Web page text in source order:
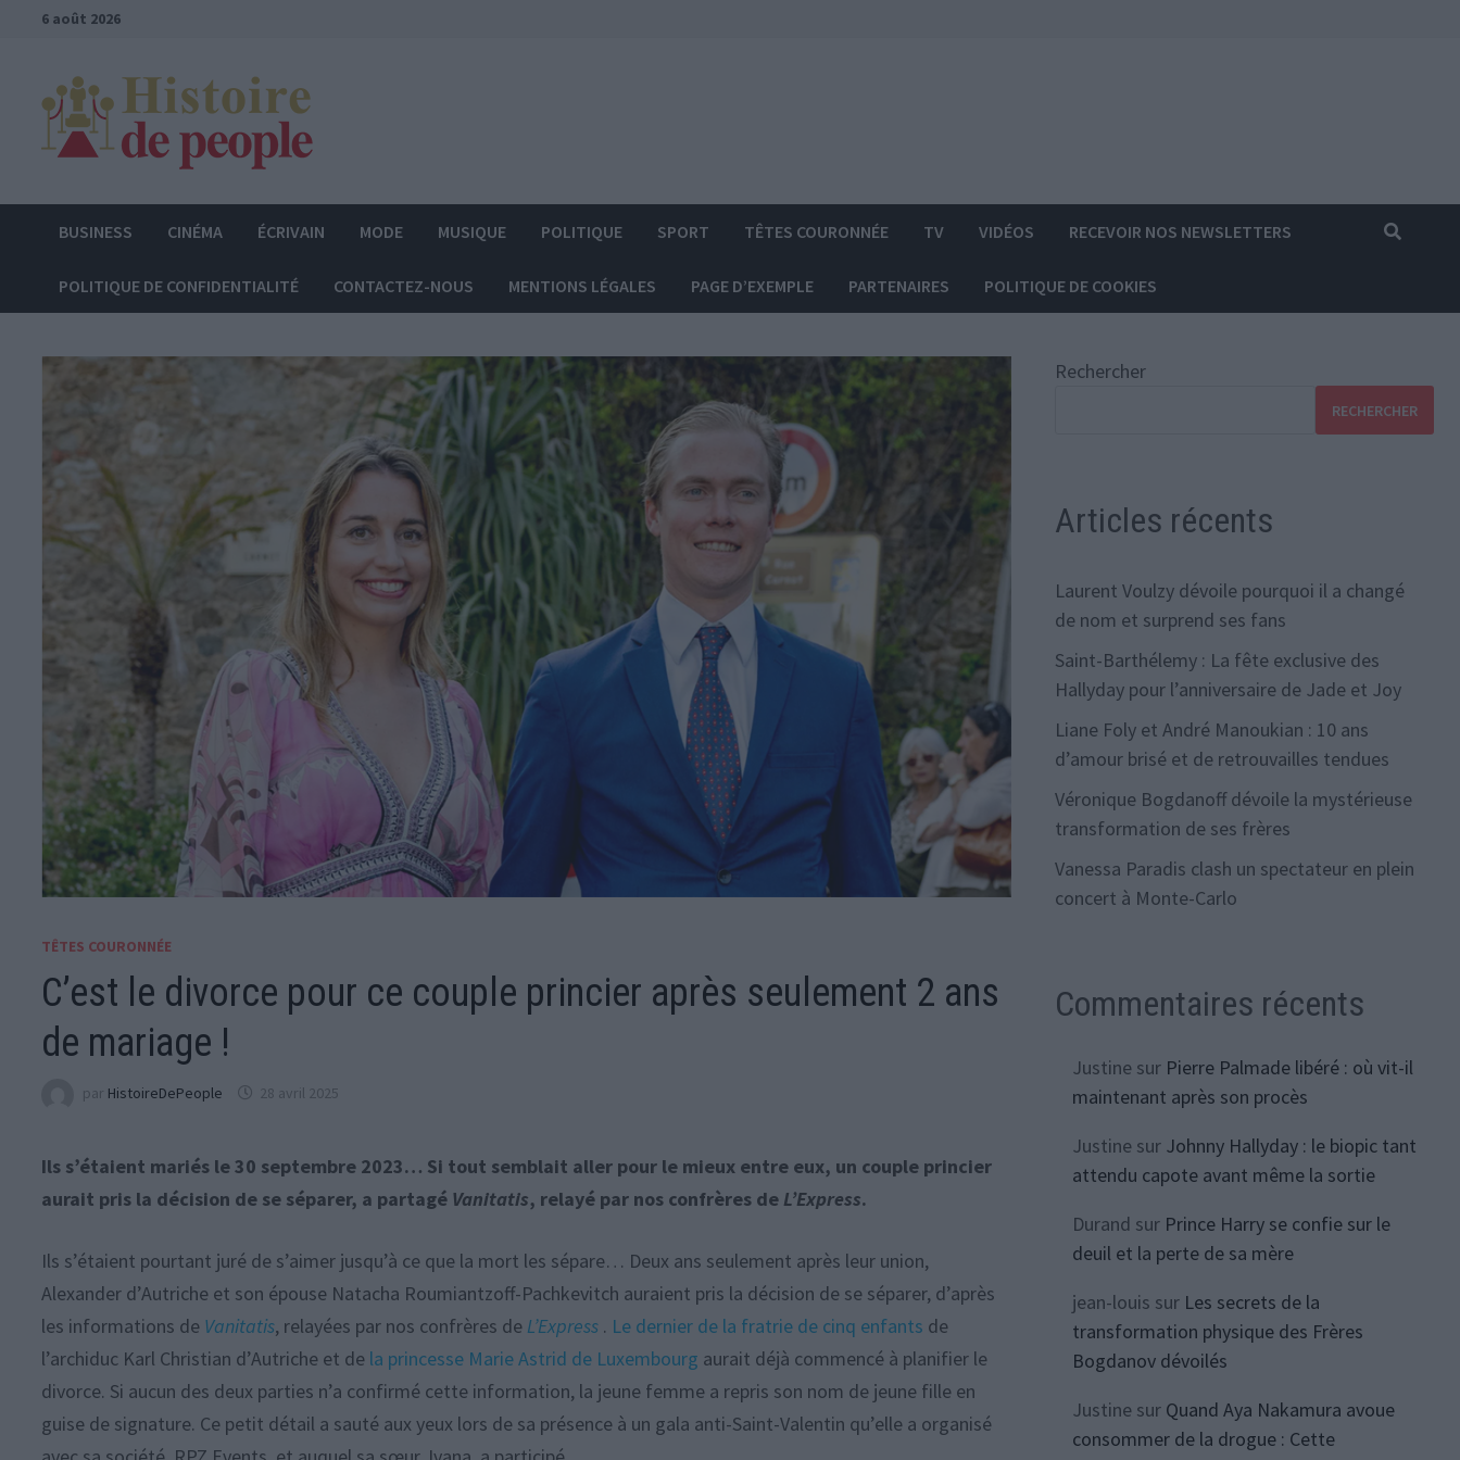
Passer6 août 2026
BUSINESS CINÉMA ÉCRIVAIN MODE MUSIQUE POLITIQUE SPORT TÊTES COURONNÉE TV VIDÉOS RECEVOIR NOS NEWSLETTERS
POLITIQUE DE CONFIDENTIALITÉ CONTACTEZ-NOUS MENTIONS LÉGALES PAGE D’EXEMPLE PARTENAIRES POLITIQUE DE COOKIES
TÊTES COURONNÉE
C’est le divorce pour ce couple princier après seulement 2 ans
de mariage !
par HistoireDePeople 28 avril 2025
Ils s’étaient mariés le 30 septembre 2023… Si tout semblait aller pour le mieux entre eux, un couple princier
aurait pris la décision de se séparer, a partagé Vanitatis, relayé par nos confrères de L’Express.
Ils s’étaient pourtant juré de s’aimer jusqu’à ce que la mort les sépare… Deux ans seulement après leur union,
Alexander d’Autriche et son épouse Natacha Roumiantzoff-Pachkevitch auraient pris la décision de se séparer, d’après
les informations de Vanitatis, relayées par nos confrères de L’Express . Le dernier de la fratrie de cinq enfants de
l’archiduc Karl Christian d’Autriche et de la princesse Marie Astrid de Luxembourg aurait déjà commencé à planifier le
divorce. Si aucun des deux parties n’a confirmé cette information, la jeune femme a repris son nom de jeune fille en
guise de signature. Ce petit détail a sauté aux yeux lors de sa présence à un gala anti-Saint-Valentin qu’elle a organisé
Rechercher
RECHERCHER
Articles récents
Laurent Voulzy dévoile pourquoi il a changé
de nom et surprend ses fans
Saint-Barthélemy : La fête exclusive des
Hallyday pour l’anniversaire de Jade et Joy
Liane Foly et André Manoukian : 10 ans
d’amour brisé et de retrouvailles tendues
Véronique Bogdanoff dévoile la mystérieuse
transformation de ses frères
Vanessa Paradis clash un spectateur en plein
concert à Monte-Carlo
Commentaires récents
Justinesur Pierre Palmade libéré : où vit-il
maintenant après son procès
Justinesur Johnny Hallyday : le biopic tant
attendu capote avant même la sortie
Durand sur Prince Harry se confie sur le
deuil et la perte de sa mère
jean-louis sur Les secrets de la
transformation physique des Frères
Bogdanov dévoilés
Justinesur Quand Aya Nakamura avoue
consommer de la drogue : Cette